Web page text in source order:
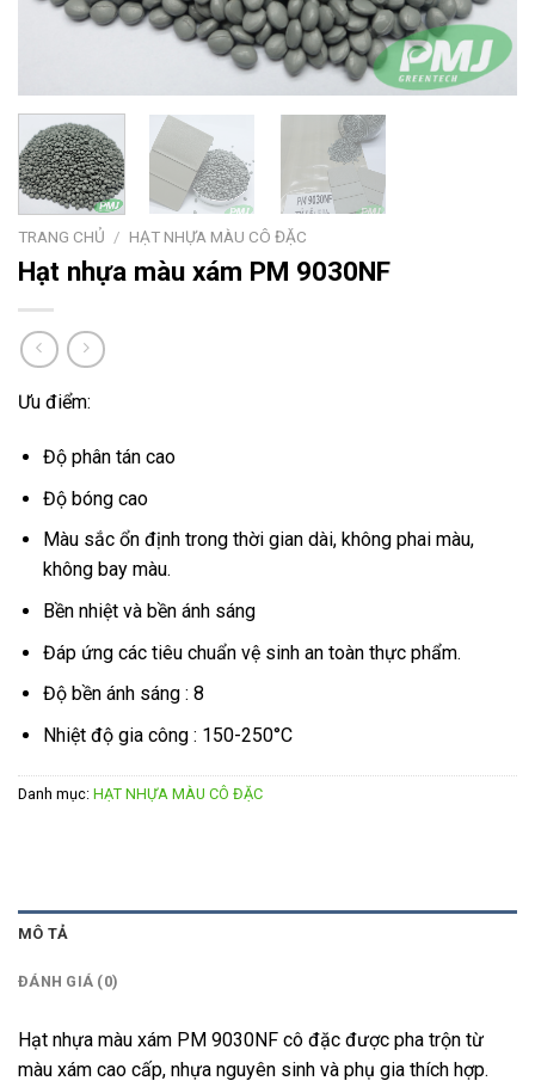
TRANG CHỦ / HẠT NHỰA MÀU CÔ ĐẶC
Hạt nhựa màu xám PM 9030NF
Ưu điểm:
Độ phân tán cao
Độ bóng cao
Màu sắc ổn định trong thời gian dài, không phai màu,
không bay màu.
Bền nhiệt và bền ánh sáng
Đáp ứng các tiêu chuẩn vệ sinh an toàn thực phẩm.
Độ bền ánh sáng : 8
Nhiệt độ gia công : 150-250°C
Danh mục: HẠT NHỰA MÀU CÔ ĐẶC
MÔ TẢ
ĐÁNH GIÁ (0)
Hạt nhựa màu xám PM 9030NF cô đặc được pha trộn từ
màu xám cao cấp, nhựa nguyên sinh và phụ gia thích hợp.